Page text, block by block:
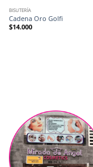
BISUTERÍA
Cadena Oro Golfi
$14.000